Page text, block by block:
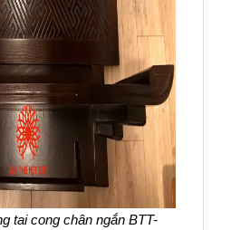
tai cong chân ngắn BTT-